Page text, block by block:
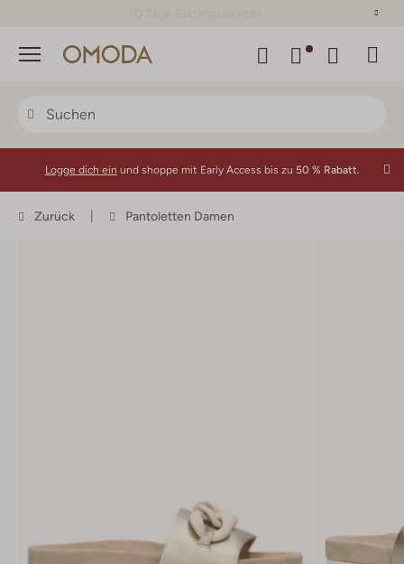
Menü
Logge dich ein und shoppe mit Early Access bis zu 50 % Rabatt.
Zurück Pantoletten Damen